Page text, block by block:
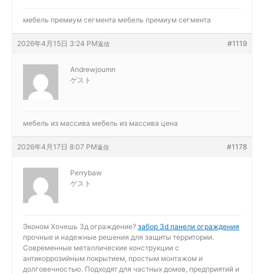
мебель премиум сегмента мебель премиум сегмента
2026年4月15日 3:24 PM #1119
返信
Andrewjoumn
ゲスト
мебель из массива мебель из массива цена
2026年4月17日 8:07 PM #1178
返信
Perrybaw
ゲスト
Эконом Хочешь 3д ограждение? забор 3d панели ограждения
прочные и надежные решения для защиты территории.
Современные металлические конструкции с
антикоррозийным покрытием, простым монтажом и
долговечностью. Подходят для частных домов, предприятий и